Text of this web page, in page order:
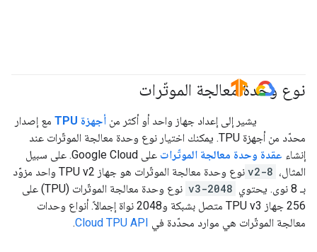
نوع وحدة معالجة الموتّرات
يشير إلى إعداد جهاز واحد أو أكثر من أجهزة TPU
مع إصدار
محدّد من أجهزة TPU. يمكنك اختيار نوع وحدة معالجة الموتّرات عند
إنشاء عقدة وحدة معالجة الموتّرات
على Google Cloud. على سبيل
المثال، v2-8
نوع وحدة معالجة الموتّرات هو جهاز TPU v2 واحد مزوّد
بـ 8 نوى. يحتوي
v3-2048
نوع وحدة معالجة الموتّرات (TPU) على
256 جهاز TPU v3 متصل بشبكة و2048 نواة إجمالاً. أنواع وحدات
معالجة الموتّرات هي موارد محدّدة في Cloud TPU API
.